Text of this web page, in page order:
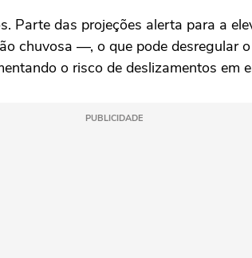
Parte das projeções alerta para a
chuvosa —, o que pode desregular
o risco de deslizamentos em
PUBLICIDADE